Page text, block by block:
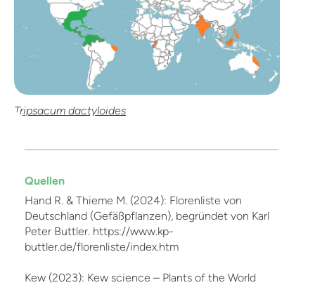
Tripsacum dactyloides
Quellen
Hand R. & Thieme M. (2024): Florenliste von
Deutschland (Gefäßpflanzen), begründet von Karl
Peter Buttler. https://www.kp-
buttler.de/florenliste/index.htm
Kew (2023): Kew science – Plants of the World